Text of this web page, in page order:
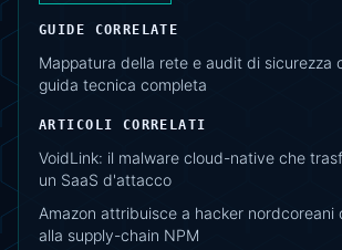
GUIDE CORRELATE
Mappatura della rete e audit di sicurezza
guida tecnica completa
ARTICOLI CORRELATI
VoidLink: il malware cloud-native che
un SaaS d'attacco
Amazon attribuisce a hacker
alla supply-chain NPM